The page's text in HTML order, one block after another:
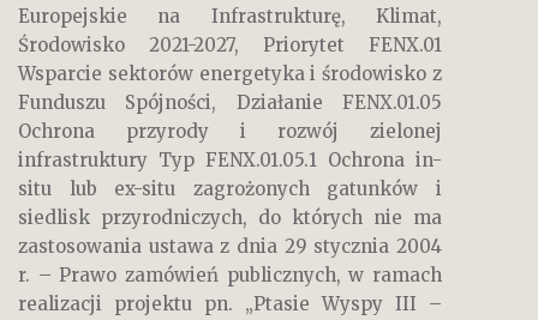
Europejskie na Infrastrukturę, Klimat,
Środowisko 2021-2027, Priorytet FENX.01
Wsparcie sektorów energetyka i środowisko z
Funduszu Spójności, Działanie FENX.01.05
Ochrona przyrody i rozwój zielonej
infrastruktury Typ FENX.01.05.1 Ochrona in-
situ lub ex-situ zagrożonych gatunków i
siedlisk przyrodniczych, do których nie ma
zastosowania ustawa z dnia 29 stycznia 2004
r. – Prawo zamówień publicznych, w ramach
realizacji projektu pn. „Ptasie Wyspy III –